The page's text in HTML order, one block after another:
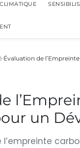
Évaluation de
un
l’empreinte